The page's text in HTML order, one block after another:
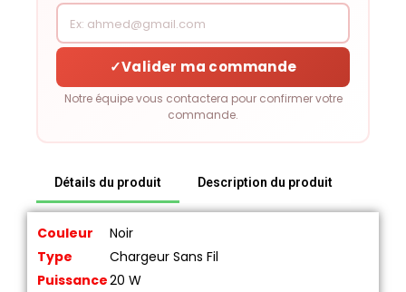
✓Valider ma commande
Notre équipe vous contactera pour confirmer votre
commande.
Détails du produit Description du produit
Couleur
Noir
Type
Chargeur Sans Fil
Puissance20 W